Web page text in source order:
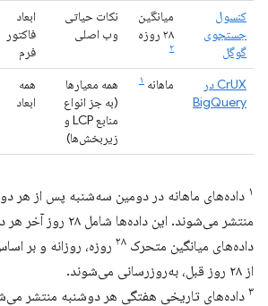
کنسول
جستجوی
گوگل
میانگین
۲۸ روزه
۲
نکات حیاتی
وب اصلی
ابعاد
فاکتور
فرم
CrUX در
BigQuery
ماهانه ۱
همه معیارها
(به جز انواع
منابع LCP و
زیربخش‌ها)
همه
ابعاد
۱ داده‌های ماهانه در دومین سه‌شنبه پس از هر
منتشر می‌شوند. این داده‌ها شامل ۲۸ روز آخر هر دوره ماهانه می‌شوند.
داده‌های میانگین متحرک ۲۸ روزه، روزانه و بر
از ۲۸ روز قبل، به‌روزرسانی می‌شوند.
۳